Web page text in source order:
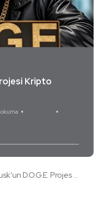
Kripto
D.O.G.E. Projes ...